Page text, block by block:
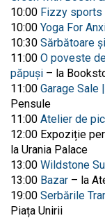
10:00 Fizzy sports
10:00 Yoga For
10:30 Sărbătoare
11:00 O poveste
păpuși – la
11:00 Garage Sale
Pensule
11:00 Atelier de
12:00 Expoziție
la Urania Palace
13:00 Wildstone
13:00 Bazar – la
19:00 Serbările
Piața Unirii